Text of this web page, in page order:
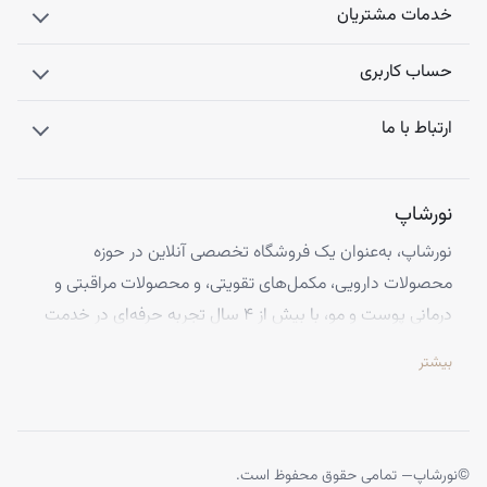
خدمات مشتریان
حساب کاربری
ارتباط با ما
نورشاپ
نورشاپ، به‌عنوان یک فروشگاه تخصصی آنلاین در حوزه
محصولات دارویی، مکمل‌های تقویتی، و محصولات مراقبتی و
درمانی پوست و مو، با بیش از ۴ سال تجربه حرفه‌ای در خدمت
برندهای اروپایی تهیه کرده و اصالت کالاها را با ضمانت کامل
برتر جهانی برخوردارند، تا بتوانید با اطمینان کامل، تجربه‌ای
بیشتر
©نورشاپ— تمامی حقوق محفوظ است.